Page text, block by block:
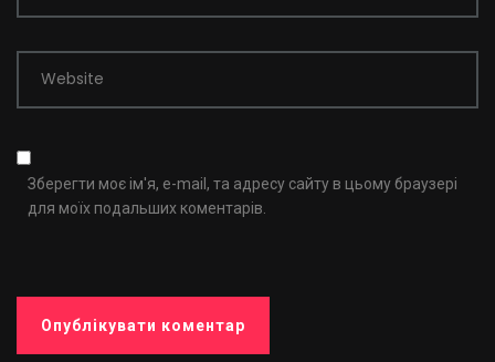
Website
Зберегти моє ім'я, e-mail, та адресу сайту в цьому браузері
для моїх подальших коментарів.